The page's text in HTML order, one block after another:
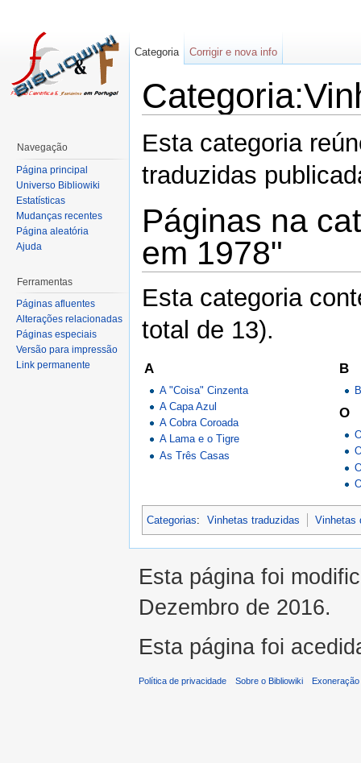
Esta categoria
traduzidas
Páginas na
em 1978"
Esta categoria
total de 13).
A
A "Coisa" Cinzenta
A Capa Azul
A Cobra Coroada
A Lama e o Tigre
As Três Casas
B
O
Categorias: Vinhetas traduzidas Vinhetas
Categoria Corrigir e nova info
Navegação
Página principal
Universo Bibliowiki
Estatísticas
Mudanças recentes
Página aleatória
Ajuda
Ferramentas
Páginas afluentes
Alterações relacionadas
Páginas especiais
Versão para impressão
Link permanente
Esta página foi
Dezembro de 2016.
Esta página foi
Política de privacidade Sobre o Bibliowiki